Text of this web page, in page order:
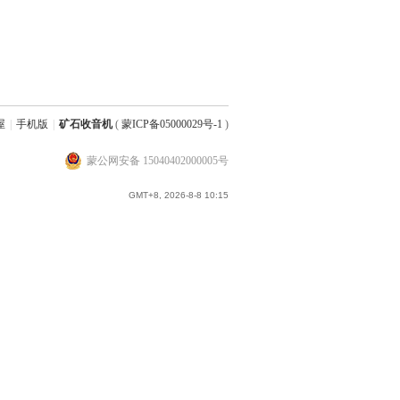
手机版 矿石收音机( 蒙ICP备05000029号-1 )
蒙公网安备 15040402000005号
GMT+8, 2026-8-8 10:15